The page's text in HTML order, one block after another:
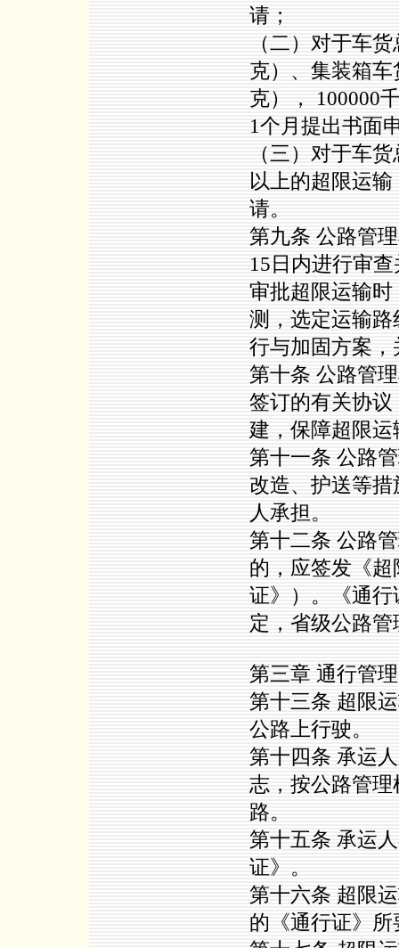
请；
（二）对于车
克）、集装箱车
克）， 100000
1个月提出书面
（三）对于车
以上的超限运
请。
第九条 公路管
15日内进行审
审批超限运输
测，选定运输
行与加固方案
第十条 公路管
签订的有关协
建，保障超限
第十一条 公路
改造、护送等
人承担。
第十二条 公路
的，应签发《
证》）。《通
定，省级公路
第三章 通行管理
第十三条 超限
公路上行驶。
第十四条 承运
志，按公路管
路。
第十五条 承运
证》。
第十六条 超限
的《通行证》